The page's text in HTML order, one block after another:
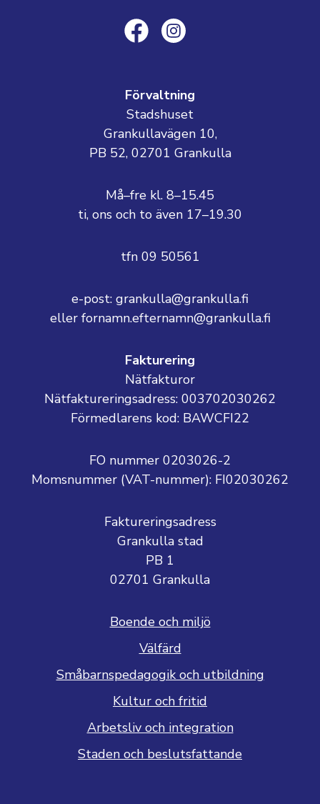
Förvaltning
Stadshuset
Grankullavägen 10,
PB 52, 02701 Grankulla
Må–fre kl. 8–15.45
ti, ons och to även 17–19.30
tfn 09 50561
e-post: grankulla@grankulla.fi
eller fornamn.efternamn@grankulla.fi
Fakturering
Nätfakturor
Nätfaktureringsadress: 003702030262
Förmedlarens kod: BAWCFI22
FO nummer 0203026-2
Momsnummer (VAT-nummer): FI02030262
Faktureringsadress
Grankulla stad
PB 1
02701 Grankulla
Boende och miljö
Välfärd
Småbarnspedagogik och utbildning
Kultur och fritid
Arbetsliv och integration
Staden och beslutsfattande